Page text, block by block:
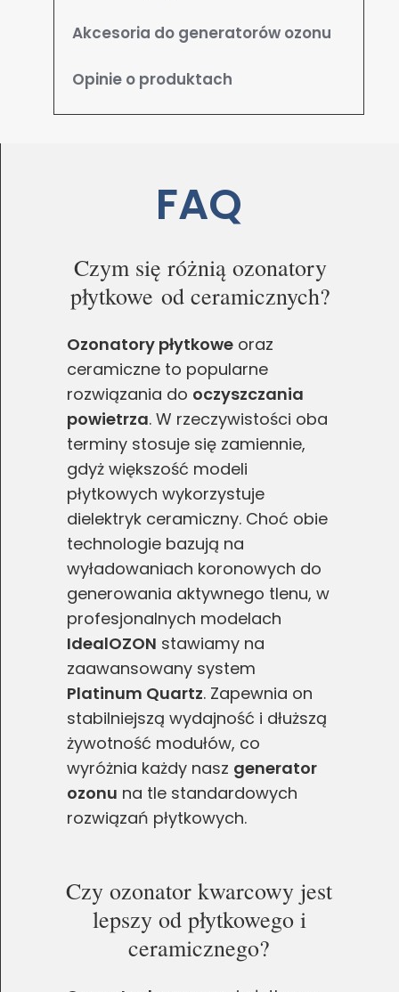
Akcesoria do generatorów ozonu
Opinie o produktach
FAQ
Czym się różnią ozonatory
płytkowe od ceramicznych?
Ozonatory płytkowe oraz
ceramiczne to popularne
rozwiązania do oczyszczania
powietrza. W rzeczywistości oba
terminy stosuje się zamiennie,
gdyż większość modeli
płytkowych wykorzystuje
dielektryk ceramiczny. Choć obie
technologie bazują na
wyładowaniach koronowych do
generowania aktywnego tlenu, w
profesjonalnych modelach
IdealOZON stawiamy na
zaawansowany system
Platinum Quartz. Zapewnia on
stabilniejszą wydajność i dłuższą
żywotność modułów, co
wyróżnia każdy nasz generator
ozonu na tle standardowych
rozwiązań płytkowych.
Czy ozonator kwarcowy jest
lepszy od płytkowego i
ceramicznego?